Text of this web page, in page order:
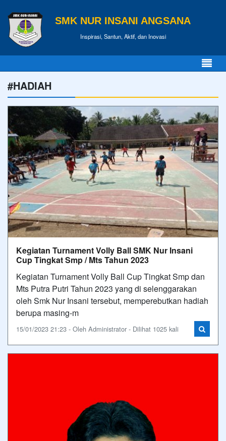
SMK NUR INSANI ANGSANA
Inspirasi, Santun, Aktif, dan Inovasi
#HADIAH
Kegiatan Turnament Volly Ball SMK Nur Insani
Cup Tingkat Smp / Mts Tahun 2023
Kegiatan Turnament Volly Ball Cup Tingkat Smp dan
Mts Putra Putri Tahun 2023 yang di selenggarakan
oleh Smk Nur Insani tersebut, memperebutkan hadiah
berupa masing-m
15/01/2023 21:23 - Oleh Administrator - Dilihat 1025 kali